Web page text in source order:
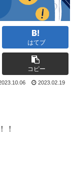
はてブ
コピー
2023.02.19
！